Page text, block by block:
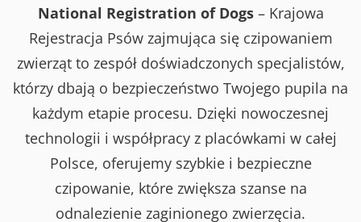
National Registration of Dogs– Krajowa
Rejestracja Psów zajmująca się czipowaniem
zwierząt to zespół doświadczonych specjalistów,
którzy dbają o bezpieczeństwo Twojego pupila na
każdym etapie procesu. Dzięki nowoczesnej
technologii i współpracy z placówkami w całej
Polsce, oferujemy szybkie i bezpieczne
czipowanie, które zwiększa szanse na
odnalezienie zaginionego zwierzęcia.